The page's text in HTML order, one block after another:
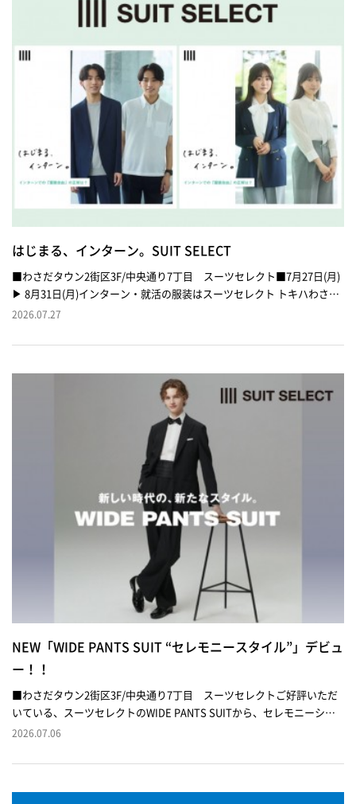
はじまる、インターン。SUIT SELECT
■わさだタウン2街区3F/中央通り7丁目 スーツセレクト■7月27日(月)
▶︎ 8月31日(月)インターン・就活の服装はスーツセレクト トキハわさだ
タウンへご相談ください。スタッフが親身にお手伝いさせていただきま
活アイテムがお得に！就活活動中の学生の方なら、インターン・就活ア
用いただくことで、お買い物総額からレジにて5%OFFの「トク予約」
もご利用いただけます。詳しくは、スタッフにお尋ねください。
2026.07.27
NEW「WIDE PANTS SUIT “セレモニースタイル”」デビュ
ー！！
■わさだタウン2街区3F/中央通り7丁目 スーツセレクトご好評いただ
いている、スーツセレクトのWIDE PANTS SUITから、セレモニーシー
ンにオススメなブラックが登場。ヨコに広げすぎず、タテを失わず、シ
ク上のセレモニースタイルで過ごしませんか？ぜひ店頭にて、ご覧くだ
2026.07.06